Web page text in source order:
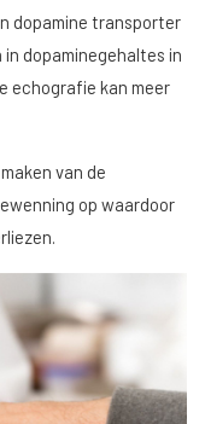
dopamine transporter
dopaminegehaltes in
echografie kan meer
van de
op waardoor